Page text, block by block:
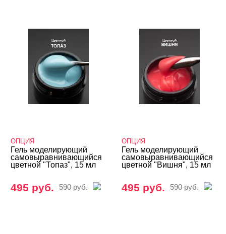
Молочно-йогуртовые
Цветные
Гель-желе
Гель-пластилин
Гели 3D и 4D
Типсы, формы, клей
БРЕНДЫ
ОПЦИЯ
Гель моделирующий
самовыравнивающийся
цветной "Топаз", 15 мл
495 руб. 590 руб.
ОПЦИЯ
Гель моделирующий
самовыравнивающийся
цветной "Вишня", 15 мл
495 руб. 590 руб.